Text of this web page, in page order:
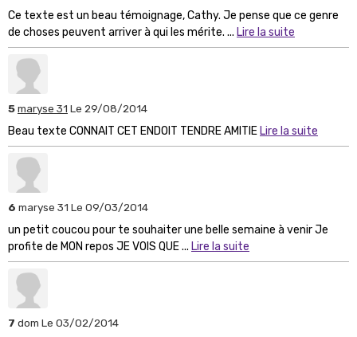
Ce texte est un beau témoignage, Cathy. Je pense que ce genre
de choses peuvent arriver à qui les mérite. ... Lire la suite
5maryse 31 Le 29/08/2014
Beau texte CONNAIT CET ENDOIT TENDRE AMITIE Lire la suite
6 maryse 31 Le 09/03/2014
un petit coucou pour te souhaiter une belle semaine à venir Je
profite de MON repos JE VOIS QUE ... Lire la suite
7 dom Le 03/02/2014